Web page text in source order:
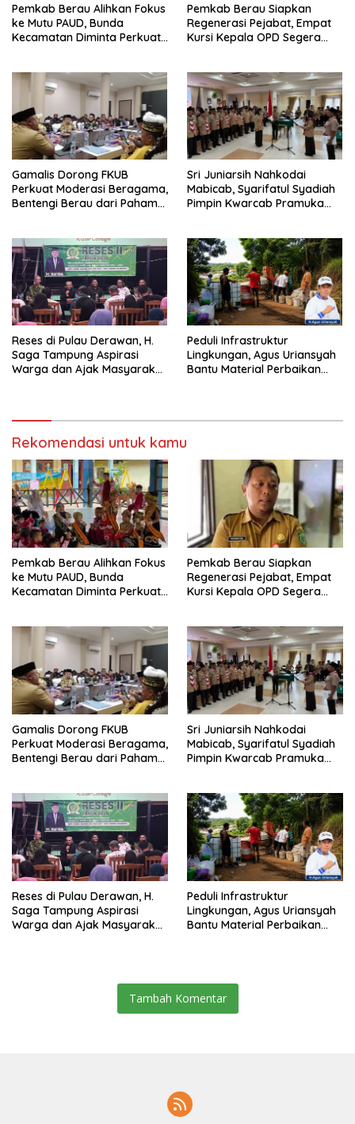
Pemkab Berau Alihkan Fokus
ke Mutu PAUD, Bunda
Kecamatan Diminta Perkuat
Pemkab Berau Siapkan
Regenerasi Pejabat, Empat
Kursi Kepala OPD Segera
Gamalis Dorong FKUB
Perkuat Moderasi Beragama,
Bentengi Berau dari Paham
Sri Juniarsih Nahkodai
Mabicab, Syarifatul Syadiah
Pimpin Kwarcab Pramuka
Reses di Pulau Derawan, H.
Saga Tampung Aspirasi
Warga dan Ajak Masyarakat
Peduli Infrastruktur
Lingkungan, Agus Uriansyah
Bantu Material Perbaikan
Rekomendasi untuk kamu
Pemkab Berau Alihkan Fokus
ke Mutu PAUD, Bunda
Kecamatan Diminta Perkuat
Pemkab Berau Siapkan
Regenerasi Pejabat, Empat
Kursi Kepala OPD Segera
Gamalis Dorong FKUB
Perkuat Moderasi Beragama,
Bentengi Berau dari Paham
Sri Juniarsih Nahkodai
Mabicab, Syarifatul Syadiah
Pimpin Kwarcab Pramuka
Reses di Pulau Derawan, H.
Saga Tampung Aspirasi
Warga dan Ajak Masyarakat
Peduli Infrastruktur
Lingkungan, Agus Uriansyah
Bantu Material Perbaikan
Tambah Komentar